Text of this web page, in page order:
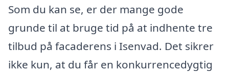
Som du kan se, er der mange gode
grunde til at bruge tid på at indhente tre
tilbud på facaderens i Isenvad. Det sikrer
ikke kun, at du får en konkurrencedygtig